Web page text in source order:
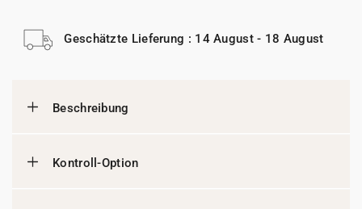
Geschätzte Lieferung : 14 August - 18 August
Beschreibung
Kontroll-Option